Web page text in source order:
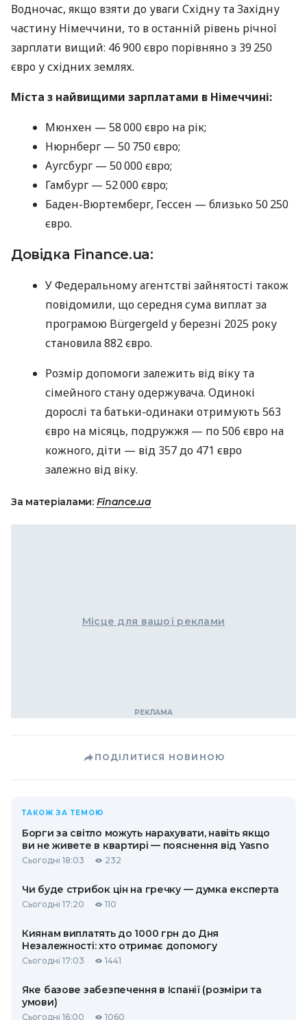
Водночас, якщо взяти до уваги Східну та Західну
частину Німеччини, то в останній рівень річної
зарплати вищий: 46 900 євро порівняно з 39 250
євро у східних землях.
Міста з найвищими зарплатами в Німеччині:
Мюнхен — 58 000 євро на рік;
Нюрнберг — 50 750 євро;
Аугсбург — 50 000 євро;
Гамбург — 52 000 євро;
Баден-Вюртемберг, Гессен — близько 50 250
євро.
Довідка Finance.ua:
У Федеральному агентстві зайнятості також
повідомили, що середня сума виплат за
програмою Bürgergeld у березні 2025 року
становила 882 євро.
Розмір допомоги залежить від віку та
сімейного стану одержувача. Одинокі
дорослі та батьки-одинаки отримують 563
євро на місяць, подружжя — по 506 євро на
кожного, діти — від 357 до 471 євро
залежно від віку.
За матеріалами: Finance.ua
Місце для вашої реклами
ПОДІЛИТИСЯ НОВИНОЮ
ТАКОЖ ЗА ТЕМОЮ
Борги за світло можуть нарахувати, навіть якщо
ви не живете в квартирі — пояснення від Yasno
Сьогодні 18:03 232
Чи буде стрибок цін на гречку — думка експерта
Сьогодні 17:20 110
Киянам виплатять до 1000 грн до Дня
Незалежності: хто отримає допомогу
Сьогодні 17:03 1441
Яке базове забезпечення в Іспанії (розміри та
умови)
Сьогодні 16:00 1060